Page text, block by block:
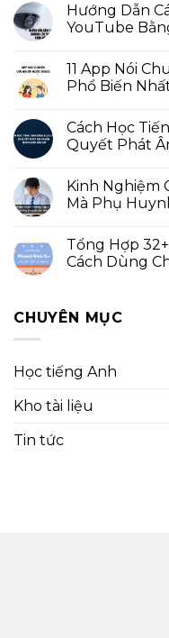
Hướng Dẫn
YouTube
11 App Nói
Phổ Biến
Cách Học
Quyết Phát
Kinh Nghiệm
Mà Phụ
Tổng Hợp
Cách Dùng
CHUYÊN MỤC
Học tiếng Anh
Kho tài liệu
Tin tức